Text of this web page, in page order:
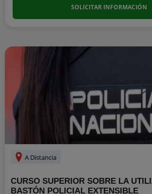
SOLICITAR INFORMACIÓN
A Distancia
CURSO SUPERIOR SOBRE LA
BASTÓN POLICIAL EXTENSIBLE